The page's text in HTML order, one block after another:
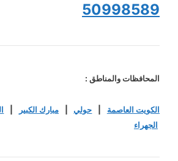
50998589
المحافظات والمناطق :
الكويت العاصمة حولي|مبارك الكبير
الجهراء